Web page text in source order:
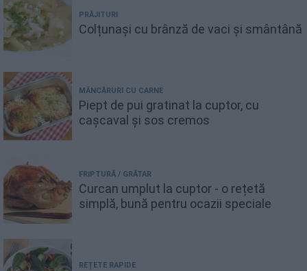
PRĂJITURI
Colțunași cu brânză de vaci și smântână
MÂNCĂRURI CU CARNE
Piept de pui gratinat la cuptor, cu
cașcaval și sos cremos
FRIPTURĂ / GRĂTAR
Curcan umplut la cuptor - o rețetă
simplă, bună pentru ocazii speciale
REȚETE RAPIDE